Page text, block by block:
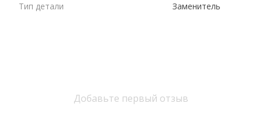
Тип детали
Заменитель
Добавьте первый отзыв